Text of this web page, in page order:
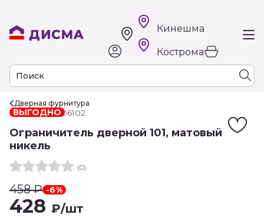
Кинешма
Кострома
Дверная фурнитура
ВЫГОДНО
Арт. РТ-00006102
Ограничитель дверной 101, матовый
никель
(0)
458₽ -6%
428 ₽/шт